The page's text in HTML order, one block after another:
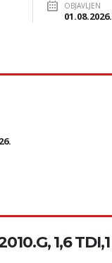
OBJAVLJEN
01.08.2026.
1,6 TDI,1